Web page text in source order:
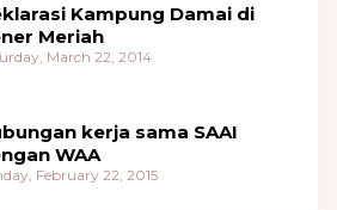
Kampung Damai di
Meriah
March 22, 2014
kerja sama SAAI
WAA
February 22, 2015